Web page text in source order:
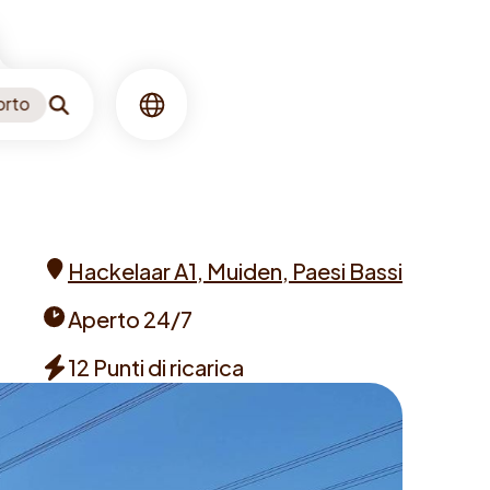
Ricerca Lingua
Hackelaar A1, Muiden, Paesi Bassi
times
Aperto 24/7
Chargers
12 Punti di ricarica